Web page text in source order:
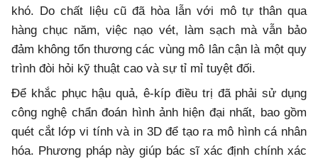
khó. Do chất liệu cũ đã hòa lẫn với mô tự thân qua
hàng chục năm, việc nạo vét, làm sạch mà vẫn bảo
đảm không tổn thương các vùng mô lân cận là một quy
trình đòi hỏi kỹ thuật cao và sự tỉ mỉ tuyệt đối.
Để khắc phục hậu quả, ê-kíp điều trị đã phải sử dụng
công nghệ chẩn đoán hình ảnh hiện đại nhất, bao gồm
quét cắt lớp vi tính và in 3D để tạo ra mô hình cá nhân
hóa. Phương pháp này giúp bác sĩ xác định chính xác